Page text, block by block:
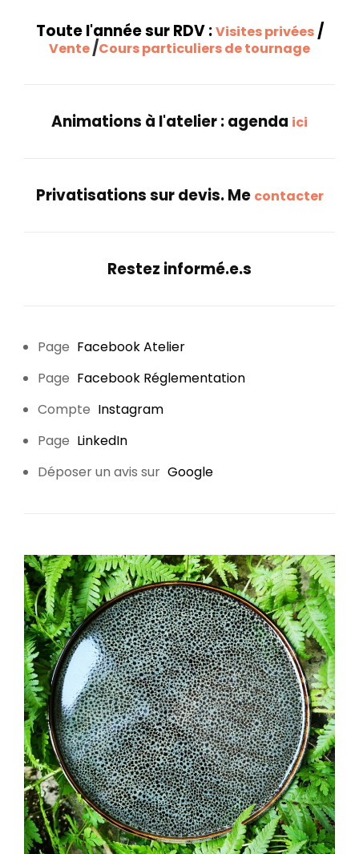
Toute l'année sur RDV :Visites privées/
Vente/Cours particuliers de tournage
Animations à l'atelier : agenda ici
Privatisations sur devis. Me contacter
Restez informé.e.s
Page Facebook Atelier
Page Facebook Réglementation
Compte Instagram
Page LinkedIn
Déposer un avis sur Google